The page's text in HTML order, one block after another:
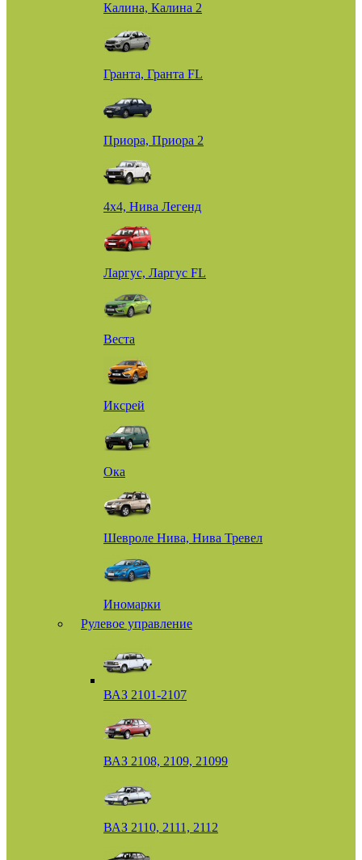
Калина, Калина 2
Гранта, Гранта FL
Приора, Приора 2
4х4, Нива Легенд
Ларгус, Ларгус FL
Веста
Иксрей
Ока
Шевроле Нива, Нива Тревел
Иномарки
Рулевое управление
ВАЗ 2101-2107
ВАЗ 2108, 2109, 21099
ВАЗ 2110, 2111, 2112